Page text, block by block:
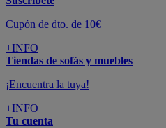
Cupón de dto. de 10€
+INFO
Tiendas de sofás y muebles
¡Encuentra la tuya!
+INFO
Tu cuenta